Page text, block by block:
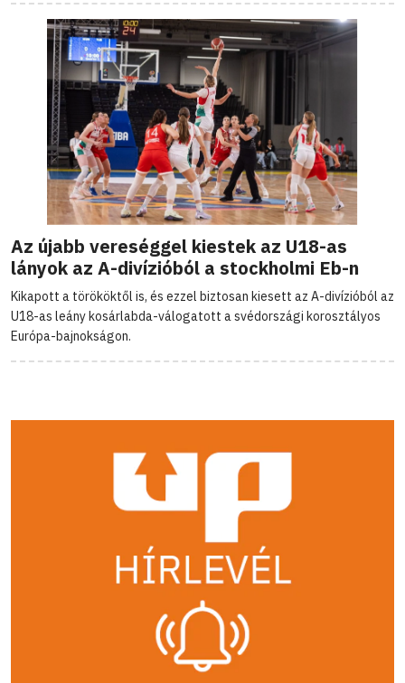
Az újabb vereséggel kiestek az U18-as
lányok az A-divízióból a stockholmi Eb-n
Kikapott a törököktől is, és ezzel biztosan kiesett az A-divízióból az
U18-as leány kosárlabda-válogatott a svédországi korosztályos
Európa-bajnokságon.